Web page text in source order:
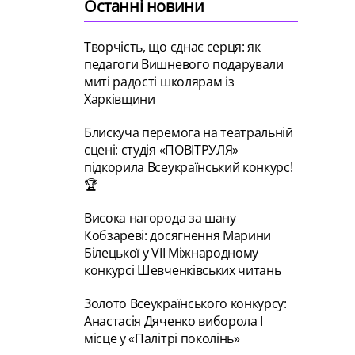
Останні новини
Творчість, що єднає серця: як
педагоги Вишневого подарували
миті радості школярам із
Харківщини
Блискуча перемога на театральній
сцені: студія «ПОВІТРУЛЯ»
підкорила Всеукраїнський конкурс!
🏆
Висока нагорода за шану
Кобзареві: досягнення Марини
Білецької у VII Міжнародному
конкурсі Шевченківських читань
Золото Всеукраїнського конкурсу:
Анастасія Дяченко виборола І
місце у «Палітрі поколінь»